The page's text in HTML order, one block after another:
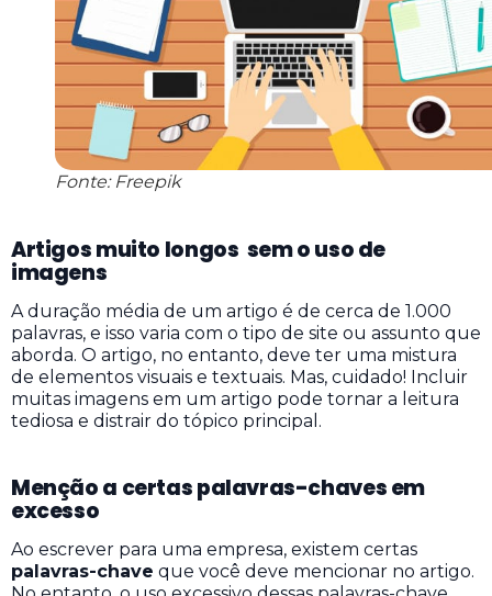
Fonte: Freepik
Artigos muito longos sem o uso de
imagens
A duração média de um artigo é de cerca de 1.000
palavras, e isso varia com o tipo de site ou assunto que
aborda. O artigo, no entanto, deve ter uma mistura
de elementos visuais e textuais. Mas, cuidado! Incluir
muitas imagens em um artigo pode tornar a leitura
tediosa e distrair do tópico principal.
Menção a certas palavras-chaves em
excesso
Ao escrever para uma empresa, existem certas
palavras-chave que você deve mencionar no artigo.